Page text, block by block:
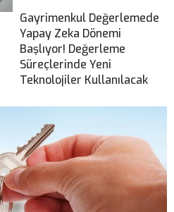
Gayrimenkul Değerlemede
Yapay Zeka Dönemi
Başlıyor! Değerleme
Süreçlerinde Yeni
Teknolojiler Kullanılacak